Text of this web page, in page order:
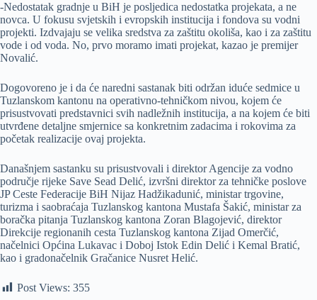
-Nedostatak gradnje u BiH je posljedica nedostatka projekata, a ne
novca. U fokusu svjetskih i evropskih institucija i fondova su vodni
projekti. Izdvajaju se velika sredstva za zaštitu okoliša, kao i za zaštitu
vode i od voda. No, prvo moramo imati projekat, kazao je premijer
Novalić.
Dogovoreno je i da će naredni sastanak biti održan iduće sedmice u
Tuzlanskom kantonu na operativno-tehničkom nivou, kojem će
prisustvovati predstavnici svih nadležnih institucija, a na kojem će biti
utvrđene detaljne smjernice sa konkretnim zadacima i rokovima za
početak realizacije ovaj projekta.
Današnjem sastanku su prisustvovali i direktor Agencije za vodno
područje rijeke Save Sead Delić, izvršni direktor za tehničke poslove
JP Ceste Federacije BiH Nijaz Hadžikadunić, ministar trgovine,
turizma i saobraćaja Tuzlanskog kantona Mustafa Šakić, ministar za
boračka pitanja Tuzlanskog kantona Zoran Blagojević, direktor
Direkcije regionanih cesta Tuzlanskog kantona Zijad Omerčić,
načelnici Općina Lukavac i Doboj Istok Edin Delić i Kemal Bratić,
kao i gradonačelnik Gračanice Nusret Helić.
Post Views: 355